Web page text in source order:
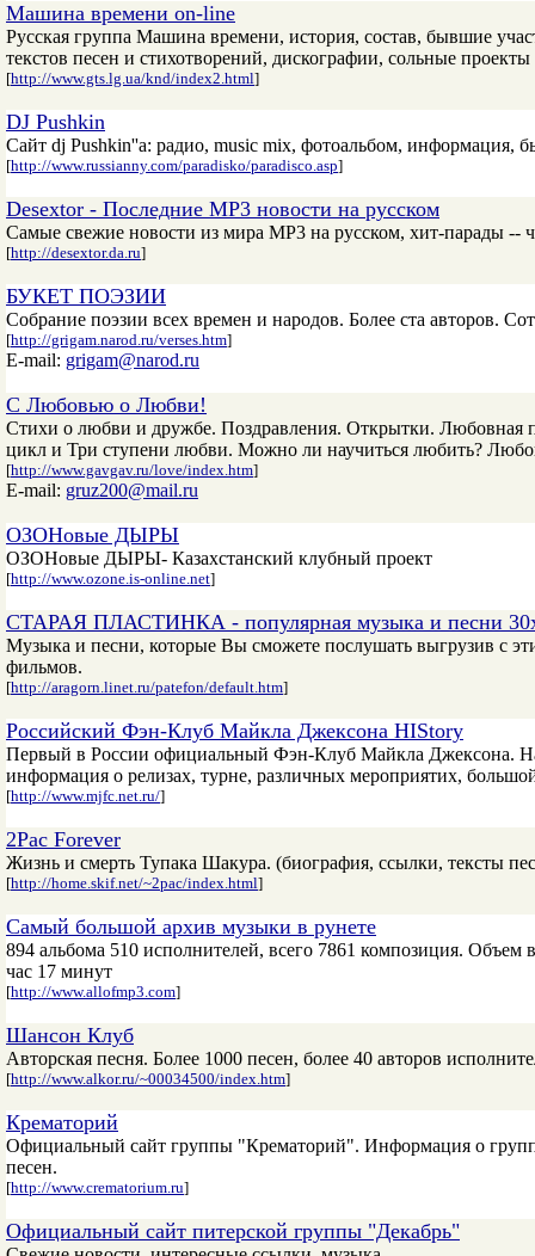
Машина времени on-line
Русская группа Машина времени, история, состав, бывшие
текстов песен и стихотворений, дискографии, сольные
[http://www.gts.lg.ua/knd/index2.html]
DJ Pushkin
Сайт dj Pushkin''а: радио, music mix, фотоальбом, информация,
[http://www.russianny.com/paradisko/paradisco.asp]
Desextor - Последние MP3 новости на русском
Самые свежие новости из мира MP3 на русском, хит-парады --
[http://desextor.da.ru]
БУКЕТ ПОЭЗИИ
Собрание поэзии всех времен и народов. Более ста авторов.
[http://grigam.narod.ru/verses.htm]
E-mail: grigam@narod.ru
С Любовью о Любви!
Стихи о любви и дружбе. Поздравления. Открытки.
цикл и Три ступени любви. Можно ли научиться любить?
[http://www.gavgav.ru/love/index.htm]
E-mail: gruz200@mail.ru
ОЗОНовые ДЫРЫ
ОЗОНовые ДЫРЫ- Казахстанский клубный проект
[http://www.ozone.is-online.net]
СТАРАЯ ПЛАСТИНКА - популярная музыка и песни
Музыка и песни, которые Вы сможете послушать выгрузив с
фильмов.
[http://aragorn.linet.ru/patefon/default.htm]
Российский Фэн-Клуб Майкла Джексона HIStory
Первый в России официальный Фэн-Клуб Майкла Джексона. На
информация о релизах, турне, различных мероприятих,
[http://www.mjfc.net.ru/]
2Pac Forever
Жизнь и смерть Тупака Шакура. (биография, ссылки, тексты
[http://home.skif.net/~2pac/index.html]
Самый большой архив музыки в рунете
894 альбома 510 исполнителей, всего 7861 композиция. Объем
час 17 минут
[http://www.allofmp3.com]
Шансон Клуб
Авторская песня. Более 1000 песен, более 40 авторов
[http://www.alkor.ru/~00034500/index.htm]
Крематорий
Официальный сайт группы "Крематорий". Информация о
песен.
[http://www.crematorium.ru]
Официальный сайт питерской группы "Декабрь"